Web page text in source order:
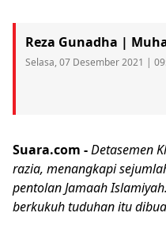
Reza Gunadha |
Selasa, 07 Desember 2021 |
Suara.com -Detasemen
razia, menangkapi
pentolan Jamaah
berkukuh tuduhan itu